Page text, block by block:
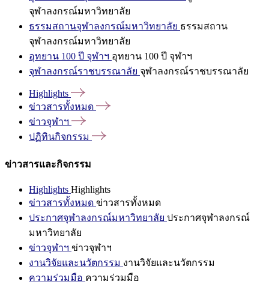
จุฬาลงกรณ์มหาวิทยาลัย
ธรรมสถานจุฬาลงกรณ์มหาวิทยาลัย ธรรมสถาน
จุฬาลงกรณ์มหาวิทยาลัย
อุทยาน 100 ปี จุฬาฯ อุทยาน 100 ปี จุฬาฯ
จุฬาลงกรณ์ราชบรรณาลัย จุฬาลงกรณ์ราชบรรณาลัย
Highlights
ข่าวสารทั้งหมด
ข่าวจุฬาฯ
ปฏิทินกิจกรรม
ข่าวสารและกิจกรรม
Highlights Highlights
ข่าวสารทั้งหมด ข่าวสารทั้งหมด
ประกาศจุฬาลงกรณ์มหาวิทยาลัย ประกาศจุฬาลงกรณ์
มหาวิทยาลัย
ข่าวจุฬาฯ ข่าวจุฬาฯ
งานวิจัยและนวัตกรรม งานวิจัยและนวัตกรรม
ความร่วมมือ ความร่วมมือ